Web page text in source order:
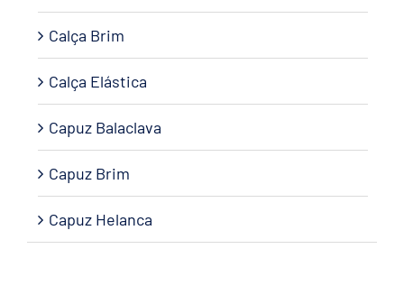
Calça Brim
Calça Elástica
Capuz Balaclava
Capuz Brim
Capuz Helanca